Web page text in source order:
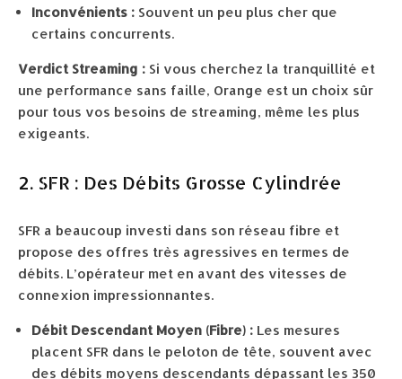
Inconvénients : Souvent un peu plus cher que
certains concurrents.
Verdict Streaming : Si vous cherchez la tranquillité et
une performance sans faille, Orange est un choix sûr
pour tous vos besoins de streaming, même les plus
exigeants.
2. SFR : Des Débits Grosse Cylindrée
SFR a beaucoup investi dans son réseau fibre et
propose des offres très agressives en termes de
débits. L’opérateur met en avant des vitesses de
connexion impressionnantes.
Débit Descendant Moyen (Fibre) : Les mesures
placent SFR dans le peloton de tête, souvent avec
des débits moyens descendants dépassant les 350